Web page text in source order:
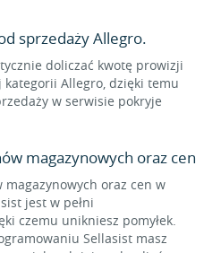
sprzedaży Allegro.
doliczać kwotę prowizji
Allegro, dzięki temu
w serwisie pokryje
magazynowych oraz cen
oraz cen w
jest w pełni
czemu unikniesz pomyłek.
Sellasist masz